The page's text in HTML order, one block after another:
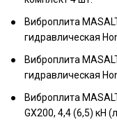
Виброплита
гидравлическая
Виброплита
гидравлическая
Виброплита
GX200, 4,4 (6,5) кН